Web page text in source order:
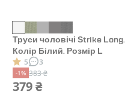
Труси чоловічі Strike Long.
Колір Білий. Розмір L
5 3
-1% 383 ₴
379 ₴